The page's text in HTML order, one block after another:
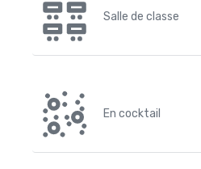
Salle de classe
En cocktail